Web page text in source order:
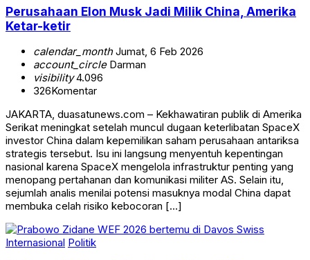
Perusahaan Elon Musk Jadi Milik China, Amerika
Ketar-ketir
calendar_monthJumat, 6 Feb 2026
account_circleDarman
visibility4.096
326Komentar
JAKARTA, duasatunews.com – Kekhawatiran publik di Amerika
Serikat meningkat setelah muncul dugaan keterlibatan SpaceX
investor China dalam kepemilikan saham perusahaan antariksa
strategis tersebut. Isu ini langsung menyentuh kepentingan
nasional karena SpaceX mengelola infrastruktur penting yang
menopang pertahanan dan komunikasi militer AS. Selain itu,
sejumlah analis menilai potensi masuknya modal China dapat
membuka celah risiko kebocoran […]
Internasional Politik